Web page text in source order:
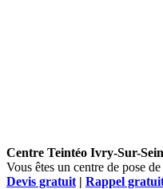
Centre Teintéo Ivry-Sur-
Vous êtes un centre de pose
Devis gratuit | Rappel